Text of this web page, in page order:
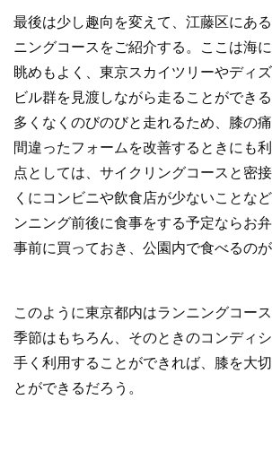
最後は少し趣向を変えて、江藤区にあ
ニングコースをご紹介する。ここは海に
眺めもよく、東京スカイツリーやディ
ビル群を見渡しながら走ることができ
多くなくのびのびと走れるため、膝の
間違ったフォームを改善するときにも
点としては、サイクリングコースと密
くにコンビニや飲食店が少ないことな
ンニング前後に食事をする予定ならお弁
事前に買っておき、公園内で食べるのが
このように東京都内はランニングコース
季節はもちろん、そのときのコンディ
手く利用することができれば、膝を大
とができるだろう。